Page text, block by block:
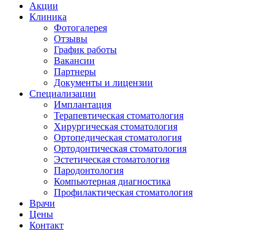
Акции
Клиника
Фотогалерея
Отзывы
График работы
Вакансии
Партнеры
Документы и лицензии
Специализации
Имплантация
Терапевтическая стоматология
Хирургическая стоматология
Ортопедическая стоматология
Ортодонтическая стоматология
Эстетическая стоматология
Пародонтология
Компьютерная диагностика
Профилактическая стоматология
Врачи
Цены
Контакт